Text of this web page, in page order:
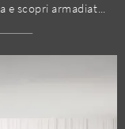
Cerchi un armadio in legno laccato? Clicca e scopri armadiature a muro con ante scorrevoli di Spar.